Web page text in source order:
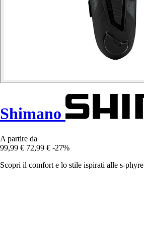
Shimano
A partire da
99,99 € 72,99 € -27%
Scopri il comfort e lo stile ispirati alle s-